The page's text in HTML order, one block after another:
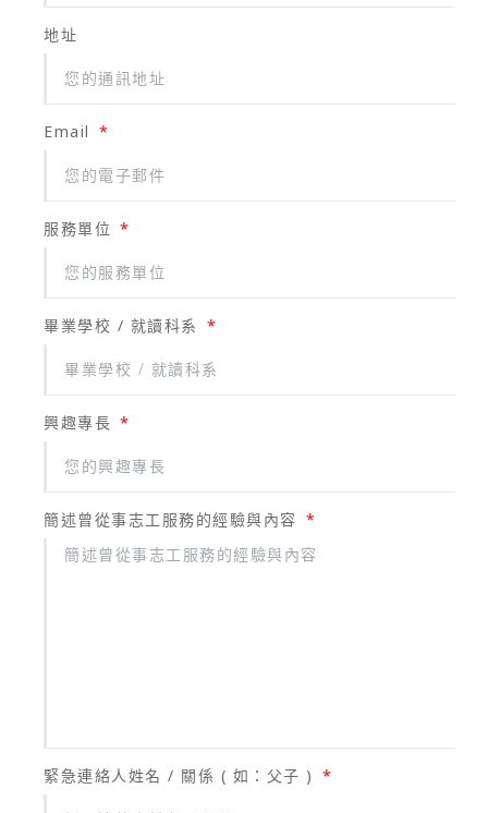
地址
Email
服務單位
畢業學校 / 就讀科系
興趣專長
簡述曾從事志工服務的經驗與內容
緊急連絡人姓名 / 關係 ( 如：父子 )